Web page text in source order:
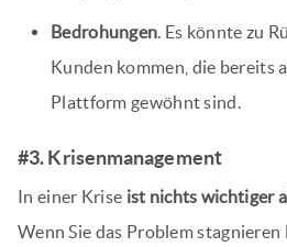
Bedrohungen. Es könnte zu
Kunden kommen, die bereits
Plattform gewöhnt sind.
#3. Krisenmanagement
In einer Krise ist nichts wichtiger
Wenn Sie das Problem